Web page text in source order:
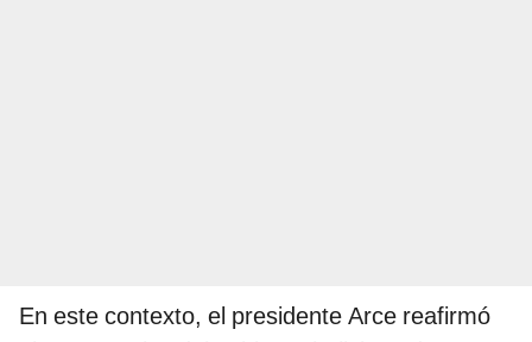
En este contexto, el presidente Arce reafirmó